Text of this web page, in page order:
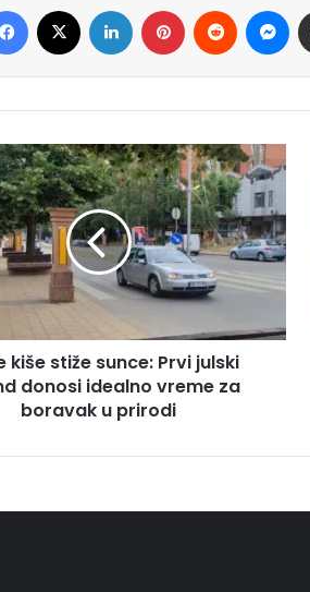
Facebook LinkedIn Pinterest Reddit
kiše stiže sunce: Prvi julski
donosi idealno vreme za
boravak u prirodi